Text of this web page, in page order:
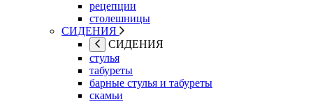
рецепции
столешницы
СИДЕНИЯ
СИДЕНИЯ
стулья
табуреты
барные стулья и табуреты
скамьи